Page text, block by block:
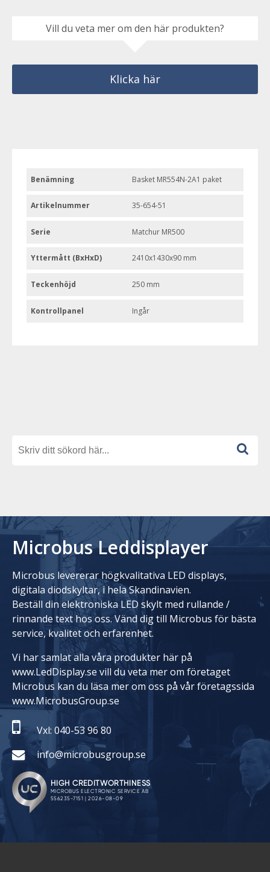
Vill du veta mer om den här produkten?
Klicka här
Benämning Basket MR554N-2A1 paket
Artikelnummer 35-654-51
Serie Matchur MR500
Yttermått (BxHxD) 2410x1430x90 mm
Teckenhöjd 250 mm
Kontrollpanel Ingår
Microbus Leddisplayer
Microbus levererar högkvalitativa LED displays,
digitala diodskyltar, i hela Skandinavien.
Beställ din elektroniska LED skylt med rullande /
rinnande text hos oss. Vänd dig till Microbus för bästa
service, kvalitet och erfarenhet.
Vi har samlat alla våra produkter här på
www.LedDisplay.se vill du veta mer om företaget
Microbus kan du läsa mer om oss på vår företagssida
www.MicrobusGroup.se
Vxl: 040-53 96 80
info@microbusgroup.se